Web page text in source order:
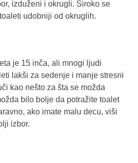
izduženi i okrugli. Široko se
udobniji od okruglih.
je 15 inča, ali mnogi ljudi
lakši za sedenje i manje stresni
kao nešto za šta se možda
bilo bolje da potražite toalet
ako imate malu decu, viši
izbor.